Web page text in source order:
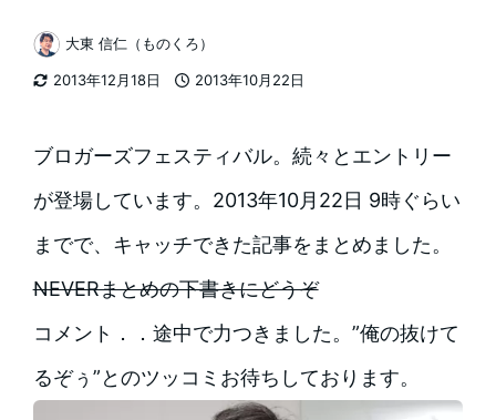
2013年12月18日
2013年10月22日
著
者
大東 信仁（ものくろ）
ブロガーズフェスティバル。続々とエントリー
が登場しています。2013年10月22日 9時ぐらい
までで、キャッチできた記事をまとめました。
NEVERまとめの下書きにどうぞ
コメント．．途中で力つきました。”俺の抜けて
るぞぅ”とのツッコミお待ちしております。